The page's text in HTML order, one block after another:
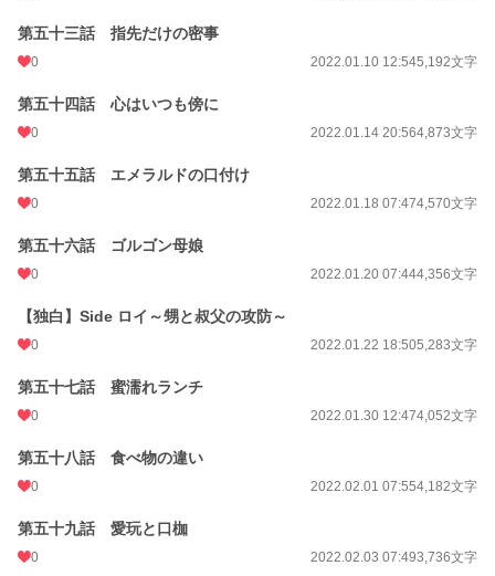
第五十三話 指先だけの密事
0 2022.01.10 12:545,192文字
第五十四話 心はいつも傍に
0 2022.01.14 20:564,873文字
第五十五話 エメラルドの口付け
0 2022.01.18 07:474,570文字
第五十六話 ゴルゴン母娘
0 2022.01.20 07:444,356文字
【独白】Side ロイ～甥と叔父の攻防～
0 2022.01.22 18:505,283文字
第五十七話 蜜濡れランチ
0 2022.01.30 12:474,052文字
第五十八話 食べ物の違い
0 2022.02.01 07:554,182文字
第五十九話 愛玩と口枷
0 2022.02.03 07:493,736文字